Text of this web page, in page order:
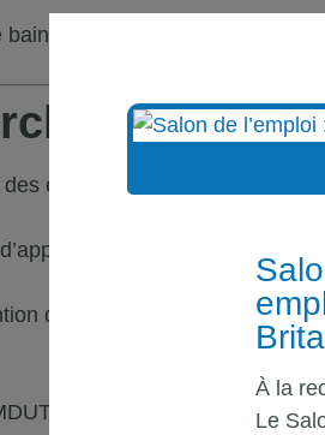
et vérifier/réapprovisionner
:
équipements de nettoyage
des habilitations de sécurité
(WHMIS) non requise,
À la
Le